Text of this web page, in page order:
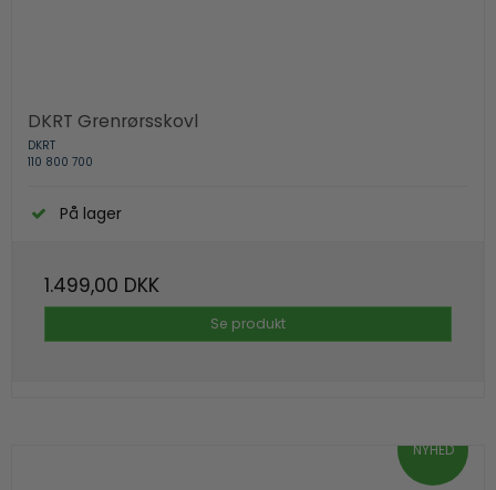
DKRT Grenrørsskovl
DKRT
110 800 700
På lager
1.499,00 DKK
Se produkt
NYHED